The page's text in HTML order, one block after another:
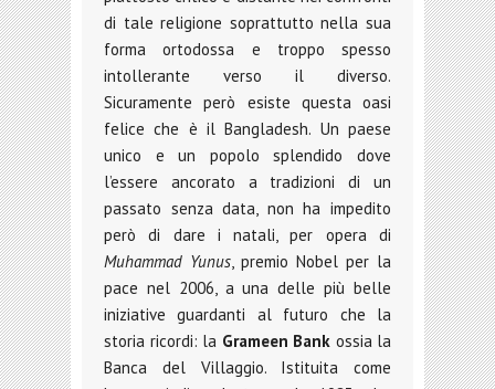
di tale religione soprattutto nella sua
forma ortodossa e troppo spesso
intollerante verso il diverso.
Sicuramente però esiste questa oasi
felice che è il Bangladesh. Un paese
unico e un popolo splendido dove
l’essere ancorato a tradizioni di un
passato senza data, non ha impedito
però di dare i natali, per opera di
Muhammad Yunus, premio Nobel per la
pace nel 2006, a una delle più belle
iniziative guardanti al futuro che la
storia ricordi: la Grameen Bank ossia la
Banca del Villaggio. Istituita come